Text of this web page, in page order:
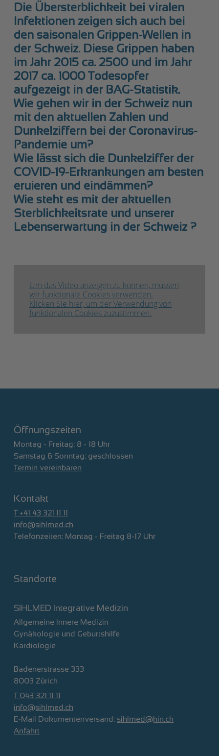
Die Übersterblichkeit bei viralen
Infektionen zeigen sich auch bei
den saisonalen Grippen-Wellen in
der Schweiz. Diese Grippen haben
im Jahr 2015 ca. 2500 und im Jahr
2017 ca. 1000 Todesopfer
aufgezeigt in der BAG-Statistik.
Wie gehen wir in der Schweiz nun
mit den aktuellen Zahlen und
Dunkelziffern bei der Coronavirus-
Pandemie um?
Wie lässt sich die Dunkelziffer der
COVID-19-Erkrankungen am besten
eruieren und eindämmen?
Wie steht es mit der aktuellen
Sterblichkeitsrate und unserer
Lebenserwartung in der Schweiz ?
Um das Video anzeigen zu können, müssen
wir funktionale Cookies verwenden.
Klicken Sie hier, um der Verwendung von
funktionalen Cookies zuzustimmen.
Öffnungszeiten
Montag - Freitag: 8 - 18 Uhr
Samstag & Sonntag: geschlossen
Termin vereinbaren
Kontakt
T +41 43 321 11 11
info@sihlmed.ch
Telefonzeiten: Montag - Freitag 8-17 Uhr
Standorte
SIHLMED Integrative Medizin
Allgemeine Innere Medizin
Gynäkologie und Geburtshilfe
Kardiologie
Badenerstrasse 333
8003 Zürich
T 043 321 11 11
info@sihlmed.ch
E-Mail Dokumentenversand: sihlmed@hin.ch
Anfahrt